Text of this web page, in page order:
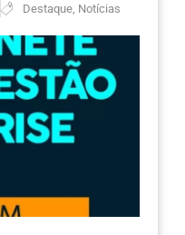
Destaque Notícias